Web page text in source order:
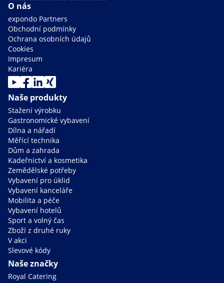
O nás
expondo Partners
Obchodní podmínky
Ochrana osobních údajů
Cookies
Impresum
Kariéra
Naše produkty
Stažení výrobku
Gastronomické vybavení
Dílna a nářadí
Měřící technika
Dům a zahrada
Kadeřnictví a kosmetika
Zemědělské potřeby
Vybavení pro úklid
Vybavení kanceláře
Mobilita a péče
Vybavení hotelů
Sport a volný čas
Zboží z druhé ruky
V akci
Slevové kódy
Naše značky
Royal Catering